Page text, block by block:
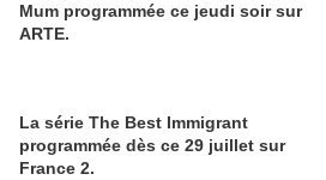
Mum programmée ce jeudi soir sur
ARTE.
La série The Best Immigrant
programmée dès ce 29 juillet sur
France 2.